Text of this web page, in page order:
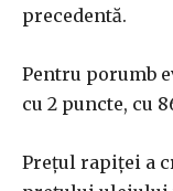
precedentă.
Pentru porumb
cu 2 puncte, cu
Prețul rapiței a